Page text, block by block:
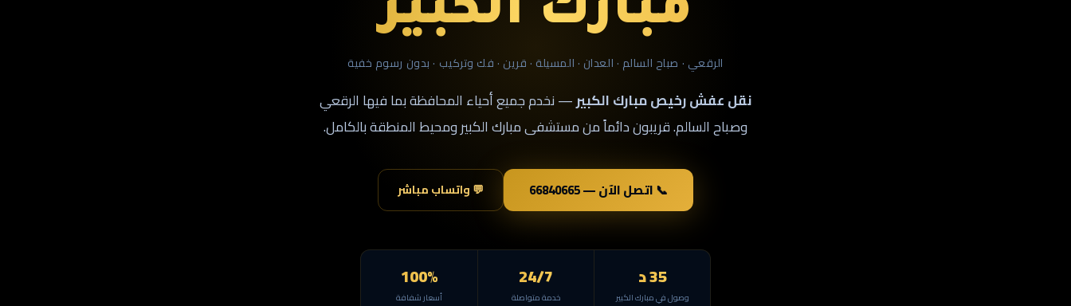
مبارك الكبير
الرقعي · صباح السالم · العدان · المسيلة · قرين · فك وتركيب · بدون رسوم خفية
نقل عفش رخيص مبارك الكبير— نخدم جميع أحياء المحافظة بما فيها الرقعي
وصباح السالم. قريبون دائماً من مستشفى مبارك الكبير ومحيط المنطقة بالكامل.
📞 اتصل الآن — 66840665 💬 واتساب مباشر
35 د
وصول في مبارك الكبير
24/7
خدمة متواصلة
100%
أسعار شفافة